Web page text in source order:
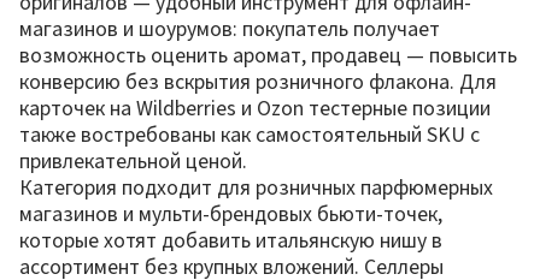
магазинов и шоурумов: покупатель получает
возможность оценить аромат, продавец — повысить
конверсию без вскрытия розничного флакона. Для
карточек на Wildberries и Ozon тестерные позиции
также востребованы как самостоятельный SKU с
привлекательной ценой.
Категория подходит для розничных парфюмерных
магазинов и мульти-брендовых бьюти-точек,
которые хотят добавить итальянскую нишу в
ассортимент без крупных вложений. Селлеры